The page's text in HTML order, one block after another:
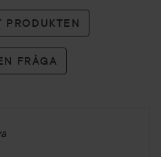
PRODUKTEN
FRÅGA